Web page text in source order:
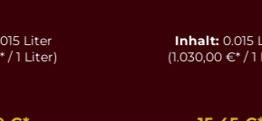
Liter
/ 1 Liter)
Inhalt:0.015
(1.030,00 €* /